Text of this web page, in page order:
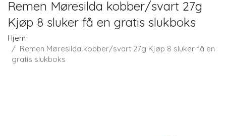
Remen Møresilda kobber/svart 27g
Kjøp 8 sluker få en gratis slukboks
Hjem
Remen Møresilda kobber/svart 27g Kjøp 8 sluker få en
gratis slukboks